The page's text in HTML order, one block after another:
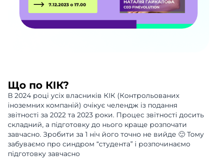
Що по КІК?
В 2024 році усіх власників КІК (Контрольованих
іноземних компаній) очікує челендж із подання
звітності за 2022 та 2023 роки. Процес звітності досить
складний, а підготовку до нього краще розпочати
завчасно. Зробити за 1 ніч його точно не вийде 🙂 Тому
забуваємо про синдром “студента” і розпочинаємо
підготовку завчасно